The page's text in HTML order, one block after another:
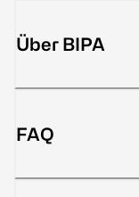
Über BIPA
FAQ